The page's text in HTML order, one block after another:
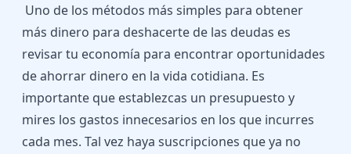
Uno de los métodos más simples para obtener
más dinero para deshacerte de las deudas es
revisar tu economía para encontrar oportunidades
de ahorrar dinero en la vida cotidiana. Es
importante que establezcas un presupuesto y
mires los gastos innecesarios en los que incurres
cada mes. Tal vez haya suscripciones que ya no